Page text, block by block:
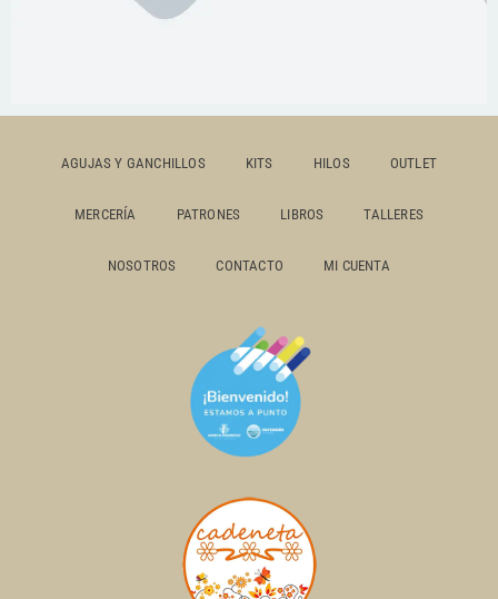
AGUJAS Y GANCHILLOS KITS HILOS OUTLET
MERCERÍA PATRONES LIBROS TALLERES
NOSOTROS CONTACTO MI CUENTA